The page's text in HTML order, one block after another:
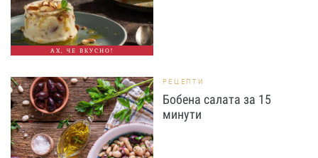
АХ, ЧЕ ВКУСНО!
РЕЦЕПТИ
Бобена салата за 15
минути